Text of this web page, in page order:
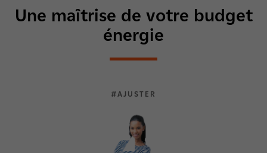
Une maîtrise de votre budget
énergie
#AJUSTER